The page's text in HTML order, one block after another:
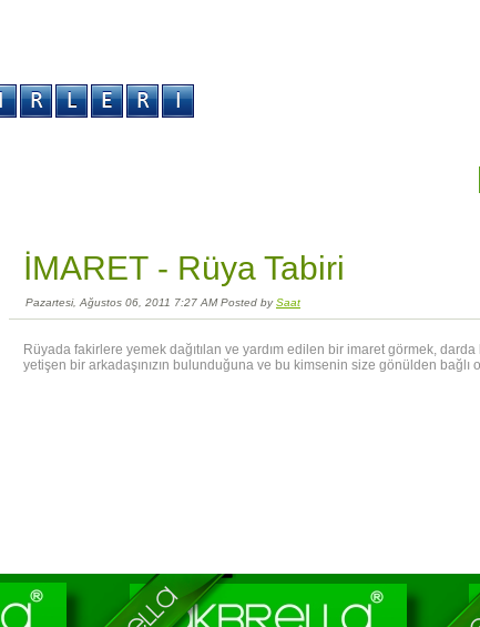
İMARET - Rüya Tabiri
Pazartesi, Ağustos 06, 2011 7:27 AM Posted bySaat
Rüyada fakirlere yemek dağıtılan ve yardım edilen bir imaret görmek, darda
yetişen bir arkadaşınızın bulunduğuna ve bu kimsenin size gönülden bağlı